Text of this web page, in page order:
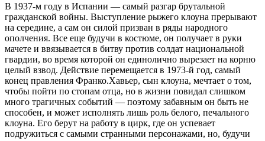
В 1937-м году в Испании — самый разгар брутальной
гражданской войны. Выступление рыжего клоуна прерывают
на середине, а сам он силой призван в ряды народного
ополчения. Все еще будучи в костюме, он получает в руки
мачете и ввязывается в битву против солдат национальной
гвардии, во время которой он единолично вырезает на корню
целый взвод. Действие перемещается в 1973-й год, самый
конец правления Франко.Хавьер, сын клоуна, мечтает о том,
чтобы пойти по стопам отца, но в жизни повидал слишком
много трагичных событий — поэтому забавным он быть не
способен, и может исполнять лишь роль белого, печального
клоуна. Его берут на работу в цирк, где он успевает
подружиться с самыми странными персонажами, но, будучи